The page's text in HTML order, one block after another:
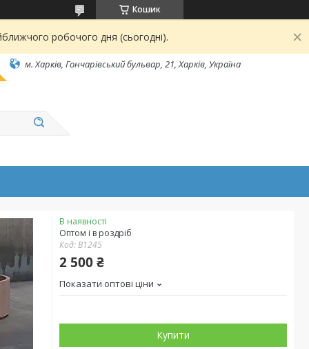
Кошик
робочого дня (сьогодні).
м. Харків, Гончарівський бульвар, 21, Харків, Україна
В наявності
Оптом і в роздріб
Код:В1245
2 500 ₴
Показати оптові ціни
Купити